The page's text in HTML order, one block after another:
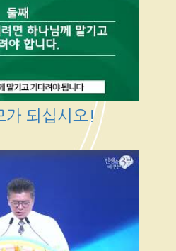
가 되십시오!